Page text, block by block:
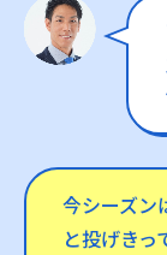
今シーズン
と投げきっ